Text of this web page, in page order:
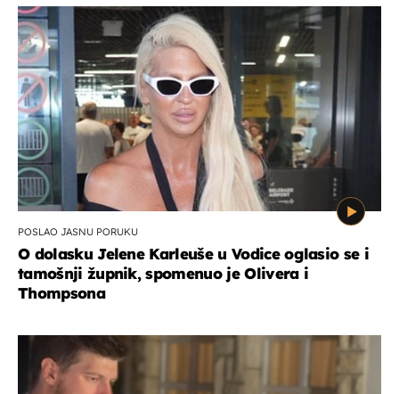
POSLAO JASNU PORUKU
O dolasku Jelene Karleuše u Vodice oglasio se i
tamošnji župnik, spomenuo je Olivera i
Thompsona